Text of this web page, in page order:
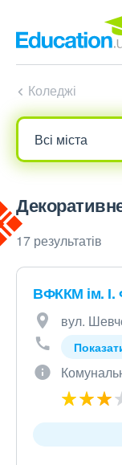
Коледжі
17 результатів
ВФККМ ім. І.
вул.